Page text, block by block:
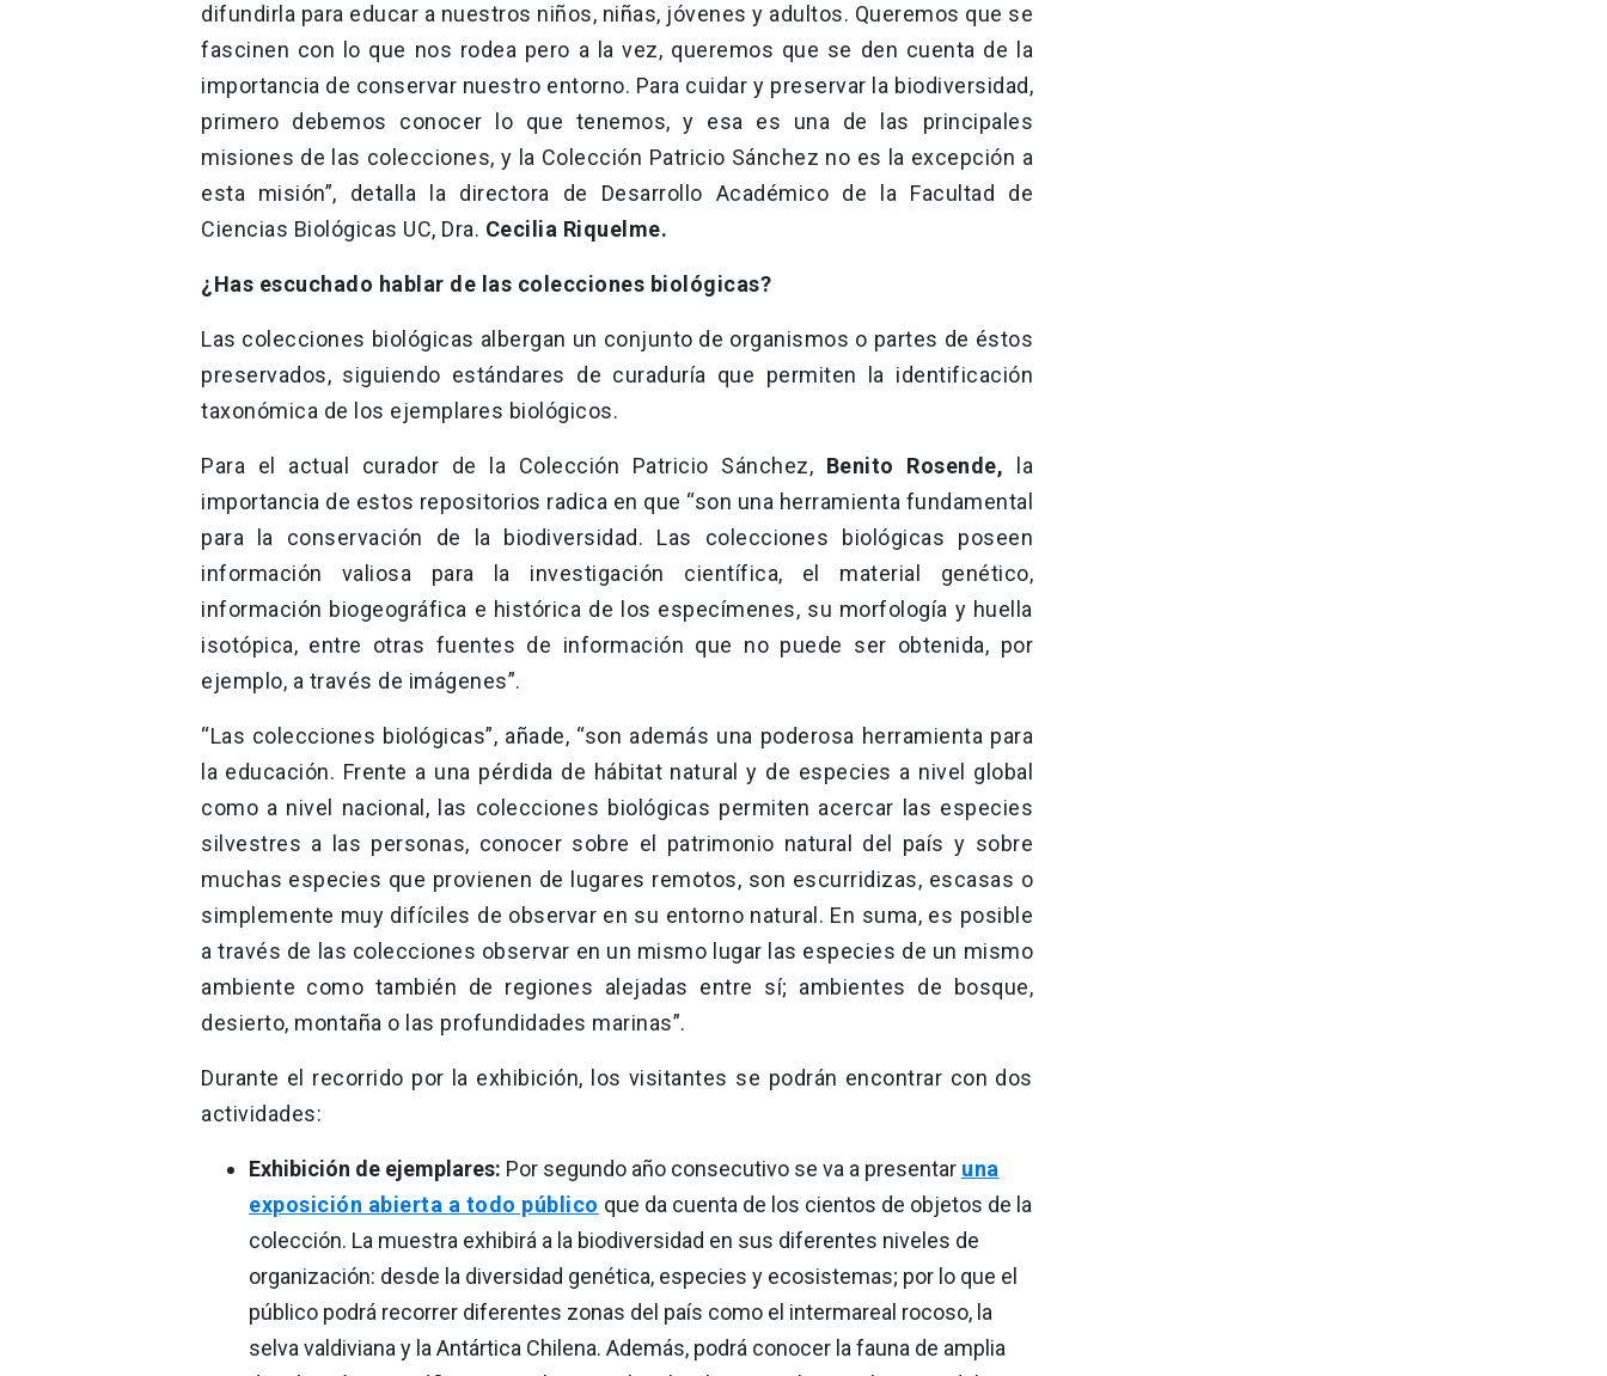
difundirla para educar a nuestros niños, niñas, jóvenes y adultos. Queremos que se
fascinen con lo que nos rodea pero a la vez, queremos que se den cuenta de la
importancia de conservar nuestro entorno. Para cuidar y preservar la biodiversidad,
primero debemos conocer lo que tenemos, y esa es una de las principales
misiones de las colecciones, y la Colección Patricio Sánchez no es la excepción a
esta misión”, detalla la directora de Desarrollo Académico de la Facultad de
Ciencias Biológicas UC, Dra. Cecilia Riquelme.
¿Has escuchado hablar de las colecciones biológicas?
Las colecciones biológicas albergan un conjunto de organismos o partes de éstos
preservados, siguiendo estándares de curaduría que permiten la identificación
taxonómica de los ejemplares biológicos.
Para el actual curador de la Colección Patricio Sánchez, Benito Rosende, la
importancia de estos repositorios radica en que “son una herramienta fundamental
para la conservación de la biodiversidad. Las colecciones biológicas poseen
información valiosa para la investigación científica, el material genético,
información biogeográfica e histórica de los especímenes, su morfología y huella
isotópica, entre otras fuentes de información que no puede ser obtenida, por
ejemplo, a través de imágenes”.
“Las colecciones biológicas”, añade, “son además una poderosa herramienta para
la educación. Frente a una pérdida de hábitat natural y de especies a nivel global
como a nivel nacional, las colecciones biológicas permiten acercar las especies
silvestres a las personas, conocer sobre el patrimonio natural del país y sobre
muchas especies que provienen de lugares remotos, son escurridizas, escasas o
simplemente muy difíciles de observar en su entorno natural. En suma, es posible
a través de las colecciones observar en un mismo lugar las especies de un mismo
ambiente como también de regiones alejadas entre sí; ambientes de bosque,
desierto, montaña o las profundidades marinas”.
Durante el recorrido por la exhibición, los visitantes se podrán encontrar con dos
actividades:
Exhibición de ejemplares: Por segundo año consecutivo se va a presentar una
exposición abierta a todo público que da cuenta de los cientos de objetos de la
colección. La muestra exhibirá a la biodiversidad en sus diferentes niveles de
organización: desde la diversidad genética, especies y ecosistemas; por lo que el
público podrá recorrer diferentes zonas del país como el intermareal rocoso, la
selva valdiviana y la Antártica Chilena. Además, podrá conocer la fauna de amplia